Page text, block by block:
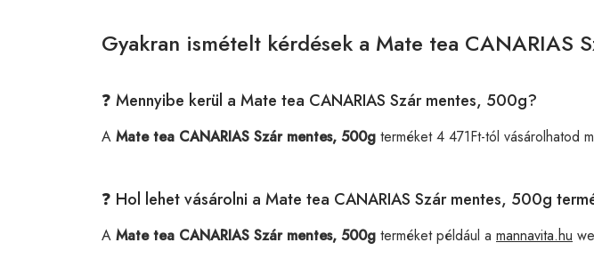
Gyakran ismételt kérdések a Mate tea CANARIAS
❓ Mennyibe kerül a Mate tea CANARIAS Szár mentes, 500g?
A Mate tea CANARIAS Szár mentes, 500g terméket 4 471Ft-tól vásárolhatod
❓ Hol lehet vásárolni a Mate tea CANARIAS Szár mentes, 500g
A Mate tea CANARIAS Szár mentes, 500g terméket például a mannavita.hu